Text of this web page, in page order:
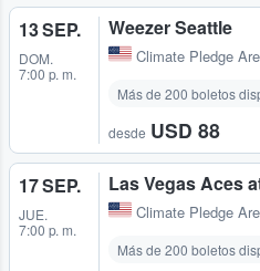
13 SEP.
DOM.
7:00 p. m.
Weezer Seattle
Climate Pledge
Más de 200 boletos
desde USD 88
17 SEP.
JUE.
7:00 p. m.
Las Vegas Aces
Climate Pledge
Más de 200 boletos